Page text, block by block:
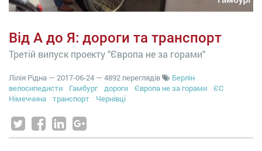
Від А до Я: дороги та транспорт
Третій випуск проекту "Європа не за горами"
Лілія Рідна — 2017-06-24 — 4892 переглядів
Берлін
велосипедисти
Гамбург дороги Європа не за горами
ЄС
Німеччина
транспорт Чернівці